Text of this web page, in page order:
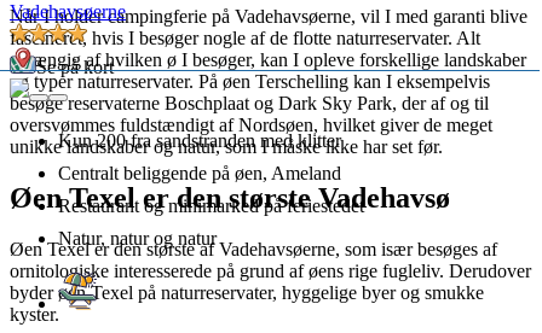
Når I holder campingferie på Vadehavsøerne, vil I med garanti blive
fascineret, hvis I besøger nogle af de flotte naturreservater. Alt
afhængig af hvilken ø I besøger, kan I opleve forskellige landskaber
og typer naturreservater. På øen Terschelling kan I eksempelvis
besøge reservaterne Boschplaat og Dark Sky Park, der af og til
oversvømmes fuldstændigt af Nordsøen, hvilket giver de meget
unikke landskaber og natur, som I måske ikke har set før.
Øen Texel er den største Vadehavsø
Øen Texel er den største af Vadehavsøerne, som især besøges af
ornitologiske interesserede på grund af øens rige fugleliv. Derudover
byder øen Texel på naturreservater, hyggelige byer og smukke
kyster.
Vadehavsøerne
Se på kort
Kun 200 fra sandstranden med klitter
Centralt beliggende på øen, Ameland
Restaurant og minimarked på feriestedet
Natur, natur og natur